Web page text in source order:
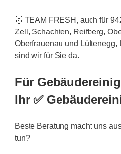
🥇 TEAM FRESH, auch für
Zell, Schachten, Reifberg,
Oberfrauenau und Lüftenegg,
sind wir für Sie da.
Für
Ihr ✅
Beste Beratung macht uns
tun?